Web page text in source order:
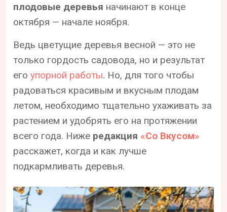
плодовые деревья начинают в конце
октября — начале ноября.
Ведь цветущие деревья весной — это не
только гордость садовода, но и результат
егоупорной работы. Но, для того чтобы
радоваться красивым и вкусным плодам
летом, необходимо тщательно ухаживать за
растением и удобрять его на протяжении
всего года. Ниже редакция «Со Вкусом»
расскажет, когда и как лучше
подкармливать деревья.